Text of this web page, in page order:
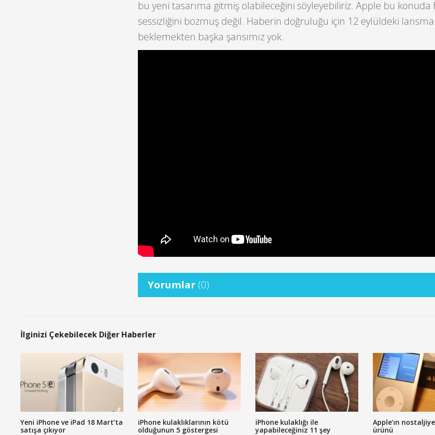
bu yeni tasarıma gitmiş olabileceğini söyleyebiliriz. Apple bu konuda
sessizliğini bozmuş değil. Haberin doğruluğu için 12 eylüldeki
beklemekten başka şansımız yok.
Yorumlar (0)
İlginizi Çekebilecek Diğer Haberler
Yeni iPhone ve iPad 18 Mart’ta
satışa çıkıyor
iPhone kulaklıklarının kötü
olduğunun 5 göstergesi
iPhone kulaklığı ile
yapabileceğiniz 11 şey
Apple’ın
ürünü